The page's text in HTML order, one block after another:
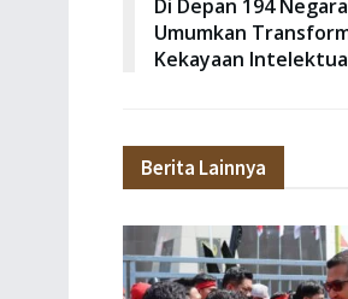
Di Depan 194
Umumkan
Kekayaan
Berita Lainnya